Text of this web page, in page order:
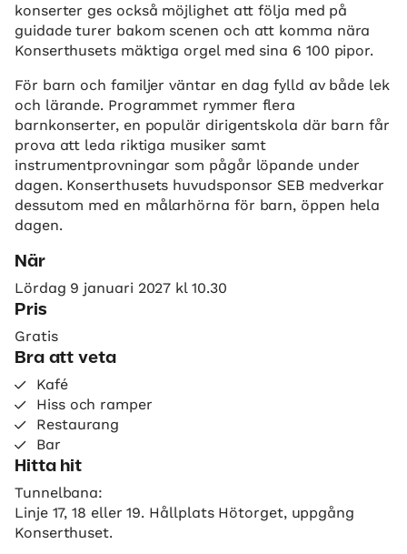
konserter ges också möjlighet att följa med på
guidade turer bakom scenen och att komma nära
Konserthusets mäktiga orgel med sina 6 100 pipor.
För barn och familjer väntar en dag fylld av både lek
och lärande. Programmet rymmer flera
barnkonserter, en populär dirigentskola där barn får
prova att leda riktiga musiker samt
instrumentprovningar som pågår löpande under
dagen. Konserthusets huvudsponsor SEB medverkar
dessutom med en målarhörna för barn, öppen hela
dagen.
När
Lördag 9 januari 2027 kl 10.30
Pris
Gratis
Bra att veta
Kafé
Hiss och ramper
Restaurang
Bar
Hitta hit
Tunnelbana:
Linje 17, 18 eller 19. Hållplats Hötorget, uppgång
Konserthuset.